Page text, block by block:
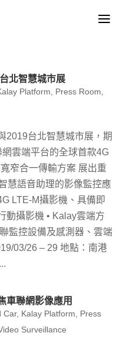
a
北智慧城市展
Platform Press Room
2019台北智慧城市展，期
雲端平台的全球首款4G
窄合一傳輸方案 展出重
慧語音助理的影像監控應
LTE-M攝影機、具備即
動攝影機 • Kalay雲端方
監控設備及感測器、雲端
03/26 – 29 地點：南港
車聯網影像應用
Car, Kalay Platform
Press
Surveillance